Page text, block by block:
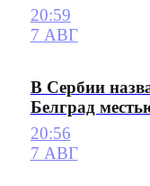
20:59
7 АВГ
В Сербии
Белград
20:56
7 АВГ